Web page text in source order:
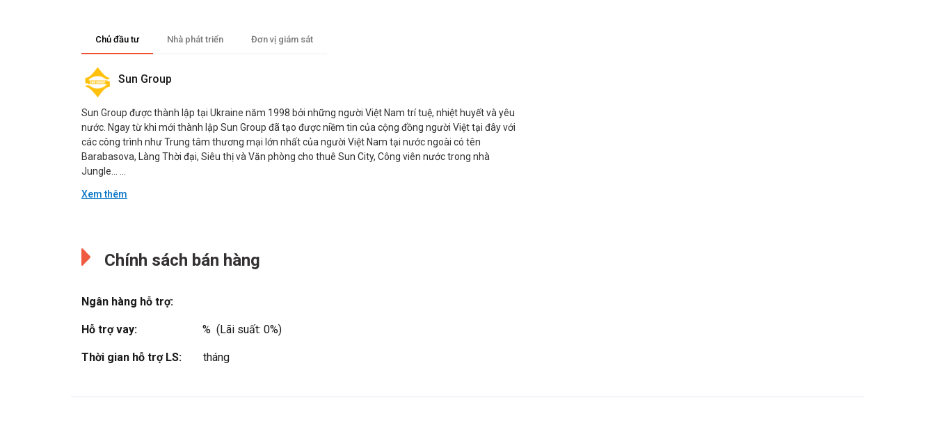
Chủ đầu tư Nhà phát triển Đơn vị giám sát
Sun Group
Sun Group được thành lập tại Ukraine năm 1998 bởi những người Việt Nam trí tuệ, nhiệt huyết và yêu
nước. Ngay từ khi mới thành lập Sun Group đã tạo được niềm tin của cộng đồng người Việt tại đây với
các công trình như Trung tâm thương mại lớn nhất của người Việt Nam tại nước ngoài có tên
Barabasova, Làng Thời đại, Siêu thị và Văn phòng cho thuê Sun City, Công viên nước trong nhà
Jungle… ...
Xem thêm
Chính sách bán hàng
Ngân hàng hỗ trợ:
Hỗ trợ vay: %  (Lãi suất: 0%)
Thời gian hỗ trợ LS: tháng